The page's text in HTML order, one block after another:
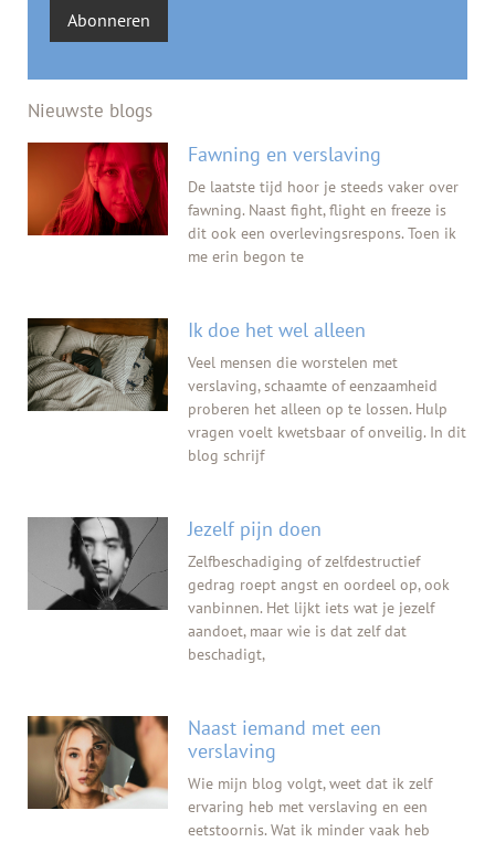
Abonneren
Nieuwste blogs
Fawning en verslaving
De laatste tijd hoor je steeds vaker over
fawning. Naast fight, flight en freeze is
dit ook een overlevingsrespons. Toen ik
me erin begon te
Ik doe het wel alleen
Veel mensen die worstelen met
verslaving, schaamte of eenzaamheid
proberen het alleen op te lossen. Hulp
vragen voelt kwetsbaar of onveilig. In dit
blog schrijf
Jezelf pijn doen
Zelfbeschadiging of zelfdestructief
gedrag roept angst en oordeel op, ook
vanbinnen. Het lijkt iets wat je jezelf
aandoet, maar wie is dat zelf dat
beschadigt,
Naast iemand met een
verslaving
Wie mijn blog volgt, weet dat ik zelf
ervaring heb met verslaving en een
eetstoornis. Wat ik minder vaak heb